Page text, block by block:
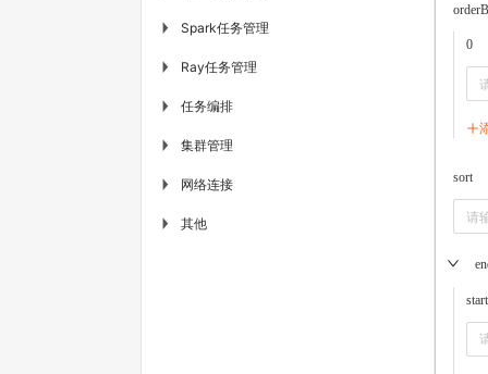
▶ Spark任务管理
▶ Ray任务管理
▶ 任务编排
▶ 集群管理
▶ 网络连接
▶ 其他
0
sort